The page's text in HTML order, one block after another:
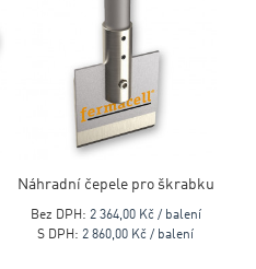
Náhradní čepele pro škrabku
Bez DPH: 2 364,00 Kč / balení
S DPH: 2 860,00 Kč / balení